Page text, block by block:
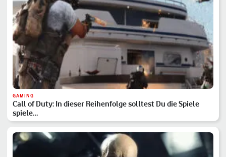
GAMING
Call of Duty: In dieser Reihenfolge solltest Du die Spiele
spiele…